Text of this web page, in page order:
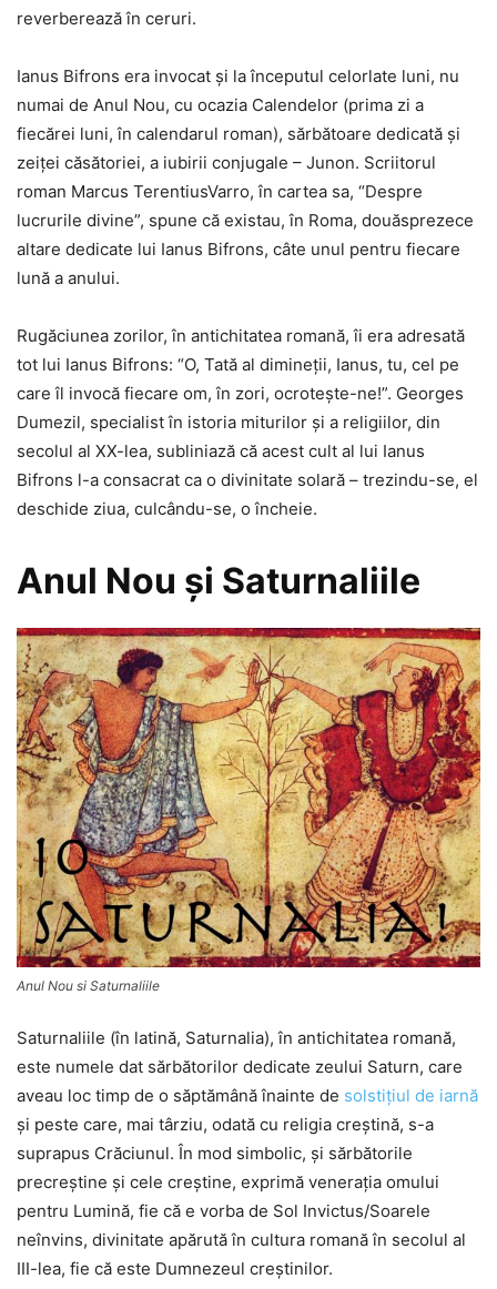
reverberează în ceruri.
Ianus Bifrons era invocat şi la începutul celorlate luni, nu
numai de Anul Nou, cu ocazia Calendelor (prima zi a
fiecărei luni, în calendarul roman), sărbătoare dedicată şi
zeiţei căsătoriei, a iubirii conjugale – Junon. Scriitorul
roman Marcus TerentiusVarro, în cartea sa, “Despre
lucrurile divine”, spune că existau, în Roma, douăsprezece
altare dedicate lui Ianus Bifrons, câte unul pentru fiecare
lună a anului.
Rugăciunea zorilor, în antichitatea romană, îi era adresată
tot lui Ianus Bifrons: “O, Tată al dimineţii, Ianus, tu, cel pe
care îl invocă fiecare om, în zori, ocroteşte-ne!”. Georges
Dumezil, specialist în istoria miturilor şi a religiilor, din
secolul al XX-lea, subliniază că acest cult al lui Ianus
Bifrons l-a consacrat ca o divinitate solară – trezindu-se, el
deschide ziua, culcându-se, o încheie.
Anul Nou şi Saturnaliile
Anul Nou si Saturnaliile
Saturnaliile (în latină, Saturnalia), în antichitatea romană,
este numele dat sărbătorilor dedicate zeului Saturn, care
aveau loc timp de o săptămână înainte de solstiţiul de iarnă
şi peste care, mai târziu, odată cu religia creştină, s-a
suprapus Crăciunul. În mod simbolic, şi sărbătorile
precreştine şi cele creştine, exprimă veneraţia omului
pentru Lumină, fie că e vorba de Sol Invictus/Soarele
neînvins, divinitate apărută în cultura romană în secolul al
III-lea, fie că este Dumnezeul creştinilor.